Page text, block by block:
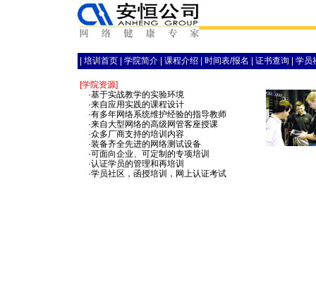
培训首页 学院简介 课程介绍 时间表/报名 证书查询 学员
[学院资源]
·基于实战教学的实验环境
·来自应用实践的课程设计
·有多年网络系统维护经验的指导教师
·来自大型网络的高级网管客座授课
·众多厂商支持的培训内容
·装备齐全先进的网络测试设备
·可面向企业、可定制的专项培训
·认证学员的管理和再培训
·学员社区，函授培训，网上认证考试